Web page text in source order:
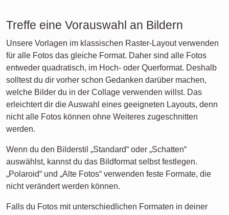
Treffe eine Vorauswahl an Bildern
Unsere Vorlagen im klassischen Raster-Layout verwenden
für alle Fotos das gleiche Format. Daher sind alle Fotos
entweder quadratisch, im Hoch- oder Querformat. Deshalb
solltest du dir vorher schon Gedanken darüber machen,
welche Bilder du in der Collage verwenden willst. Das
erleichtert dir die Auswahl eines geeigneten Layouts, denn
nicht alle Fotos können ohne Weiteres zugeschnitten
werden.
Wenn du den Bilderstil „Standard“ oder „Schatten“
auswählst, kannst du das Bildformat selbst festlegen.
„Polaroid“ und „Alte Fotos“ verwenden feste Formate, die
nicht verändert werden können.
Falls du Fotos mit unterschiedlichen Formaten in deiner